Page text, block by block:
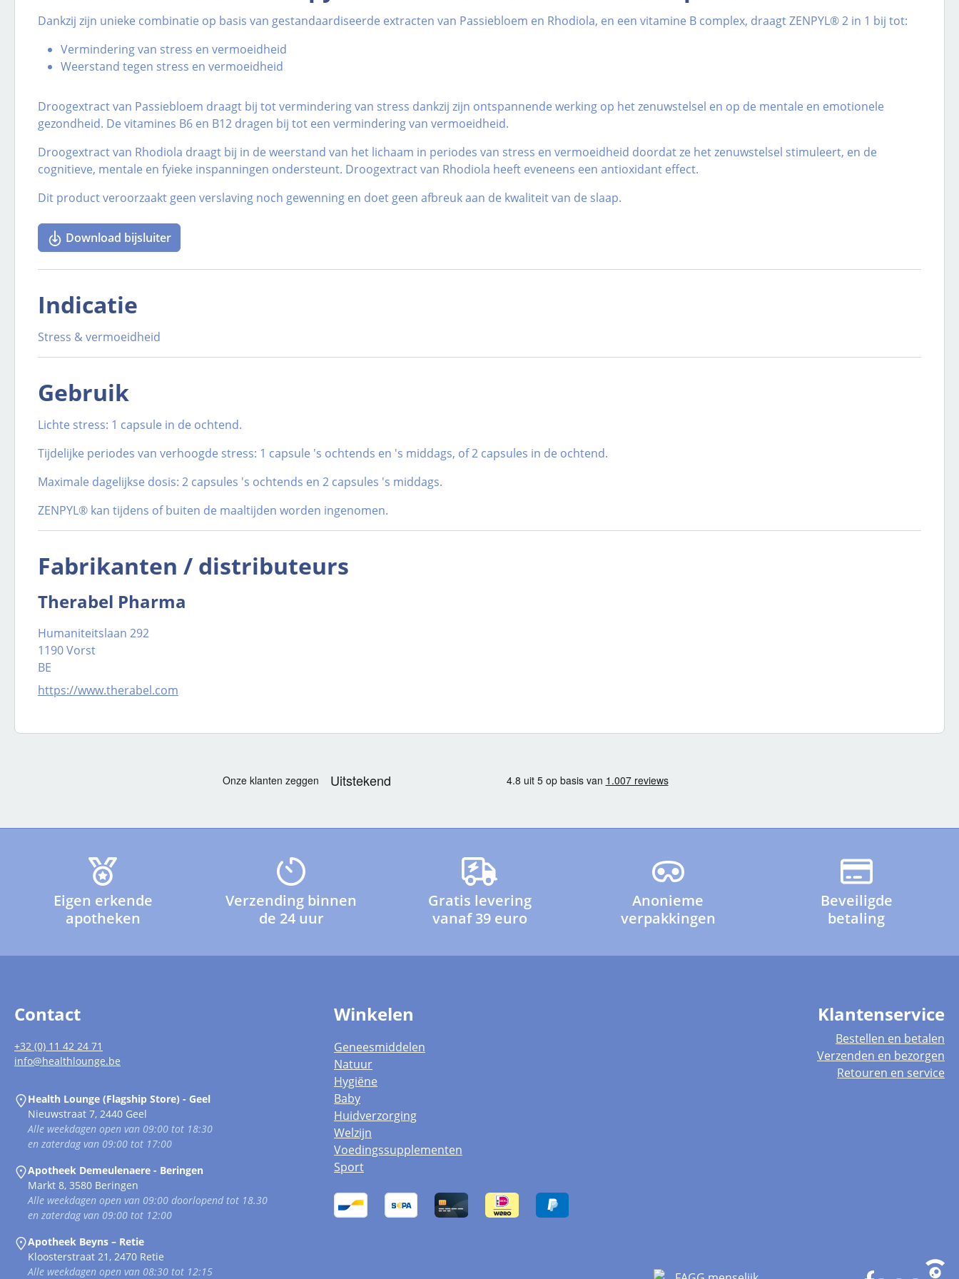
Dankzij zijn unieke combinatie op basis van gestandaardiseerde extracten van Passiebloem en Rhodiola, en een vitamine B complex, draagt ZENPYL®2 in 1 bij tot:
Vermindering van stress en vermoeidheid
Weerstand tegen stress en vermoeidheid
Droogextract van Passiebloem draagt bij tot vermindering van stress dankzij zijn ontspannende werking op het zenuwstelsel en op de mentale en emotionele
gezondheid. De vitamines B6 en B12 dragen bij tot een vermindering van vermoeidheid.
Droogextract van Rhodiola draagt bij in de weerstand van het lichaam in periodes van stress en vermoeidheid doordat ze het zenuwstelsel stimuleert, en de
cognitieve, mentale en fyieke inspanningen ondersteunt. Droogextract van Rhodiola heeft eveneens een antioxidant effect.
Dit product veroorzaakt geen verslaving noch gewenning en doet geen afbreuk aan de kwaliteit van de slaap.
Download bijsluiter
Indicatie
Stress & vermoeidheid
Gebruik
Lichte stress: 1 capsule in de ochtend.
Tijdelijke periodes van verhoogde stress: 1 capsule 's ochtends en 's middags, of 2 capsules in de ochtend.
Maximale dagelijkse dosis: 2 capsules 's ochtends en 2 capsules 's middags.
ZENPYL® kan tijdens of buiten de maaltijden worden ingenomen.
Fabrikanten / distributeurs
Therabel Pharma
Humaniteitslaan 292
1190 Vorst
BE
https://www.therabel.com
Eigen erkende
apotheken
Verzending binnen
de 24 uur
Gratis levering
vanaf 39 euro
Anonieme
verpakkingen
Beveiligde
betaling
Contact
+32 (0) 11 42 24 71
info@healthlounge.be
Health Lounge (Flagship Store) - Geel
Nieuwstraat 7, 2440 Geel
Alle weekdagen open van 09:00 tot 18:30
en zaterdag van 09:00 tot 17:00
Apotheek Demeulenaere - Beringen
Markt 8, 3580 Beringen
Alle weekdagen open van 09:00 doorlopend tot 18.30
en zaterdag van 09:00 tot 12:00
Apotheek Beyns – Retie
Kloosterstraat 21, 2470 Retie
Alle weekdagen open van 08:30 tot 12:15
Winkelen
Geneesmiddelen
Natuur
Hygiëne
Baby
Huidverzorging
Welzijn
Voedingssupplementen
Sport
Klantenservice
Bestellen en betalen
Verzenden en bezorgen
Retouren en service